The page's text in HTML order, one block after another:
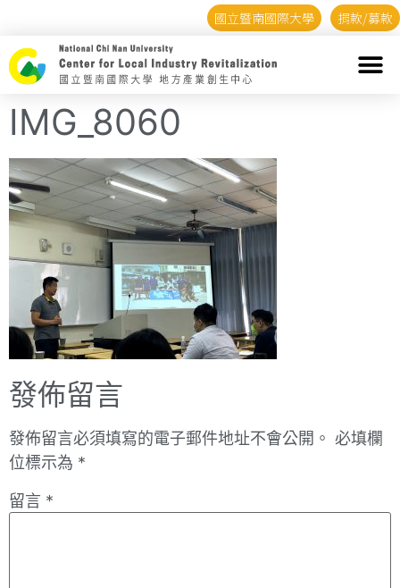
國立暨南國際大學 捐款/募款
IMG_8060
發佈留言
發佈留言必須填寫的電子郵件地址不會公開。 必填欄
位標示為 *
留言 *